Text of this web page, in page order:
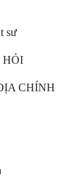
sư
CHÍNH